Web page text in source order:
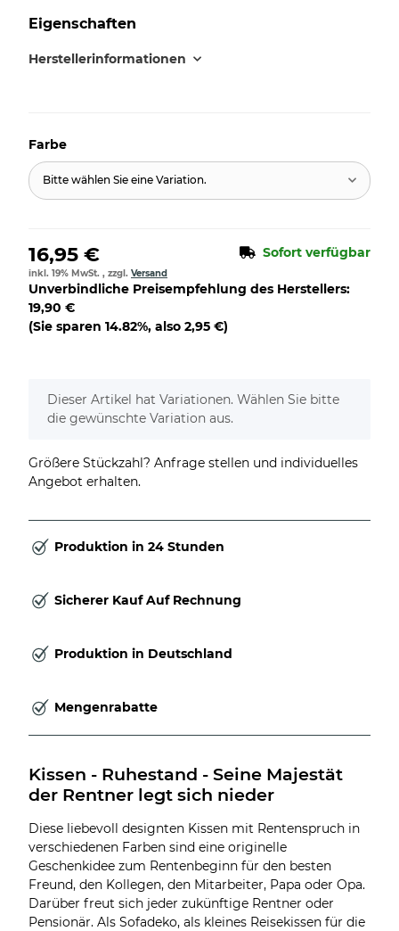
Eigenschaften
Herstellerinformationen
Farbe
Bitte wählen Sie eine Variation.
16,95 € Sofort verfügbar
inkl. 19% MwSt. , zzgl. Versand
Unverbindliche Preisempfehlung des Herstellers:
19,90 €
(Sie sparen 14.82%, also 2,95 €)
x
Dieser Artikel hat Variationen. Wählen Sie bitte
die gewünschte Variation aus.
Größere Stückzahl? Anfrage stellen und individuelles
Angebot erhalten.
Produktion in 24 Stunden
Sicherer Kauf Auf Rechnung
Produktion in Deutschland
Mengenrabatte
Kissen - Ruhestand - Seine Majestät
der Rentner legt sich nieder
Diese liebevoll designten Kissen mit Rentenspruch in
verschiedenen Farben sind eine originelle
Geschenkidee zum Rentenbeginn für den besten
Freund, den Kollegen, den Mitarbeiter, Papa oder Opa.
Darüber freut sich jeder zukünftige Rentner oder
Pensionär. Als Sofadeko, als kleines Reisekissen für die